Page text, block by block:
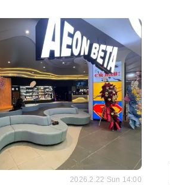
2026.2.22 Sun 14:00